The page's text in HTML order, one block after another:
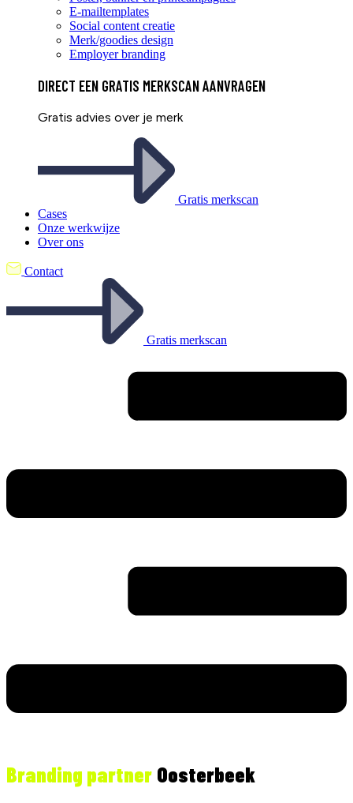
E-mailtemplates
Social content creatie
Merk/goodies design
Employer branding
DIRECT EEN GRATIS MERKSCAN AANVRAGEN
Gratis advies over je merk
Gratis merkscan
Cases
Onze werkwijze
Over ons
Contact
Gratis merkscan
Branding partner Oosterbeek